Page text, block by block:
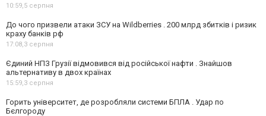
10:59,5 серпня
До чого призвели атаки ЗСУ на Wildberries . 200 млрд збитків і ризик
краху банків рф
17:08,3 серпня
Єдиний НПЗ Грузії відмовився від російської нафти . Знайшов
альтернативу в двох країнах
15:59,3 серпня
Горить університет, де розробляли системи БПЛА . Удар по
Бєлгороду